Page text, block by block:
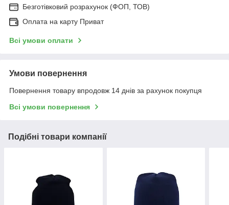
Безготівковий розрахунок (ФОП, ТОВ)
Оплата на карту Приват
Всі умови оплати
Умови повернення
Повернення товару впродовж 14 днів за рахунок покупця
Всі умови повернення
Подібні товари компанії